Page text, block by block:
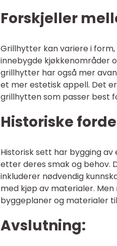
Forskjeller
Grillhytter kan variere i
innebygde kjøkkenområder
grillhytter har også mer
et mer estetisk appell. Det
grillhytten som passer best
Historiske
Historisk sett har bygging
etter deres smak og behov.
inkluderer nødvendig
med kjøp av materialer.
byggeplaner og materialer
Avslutning: